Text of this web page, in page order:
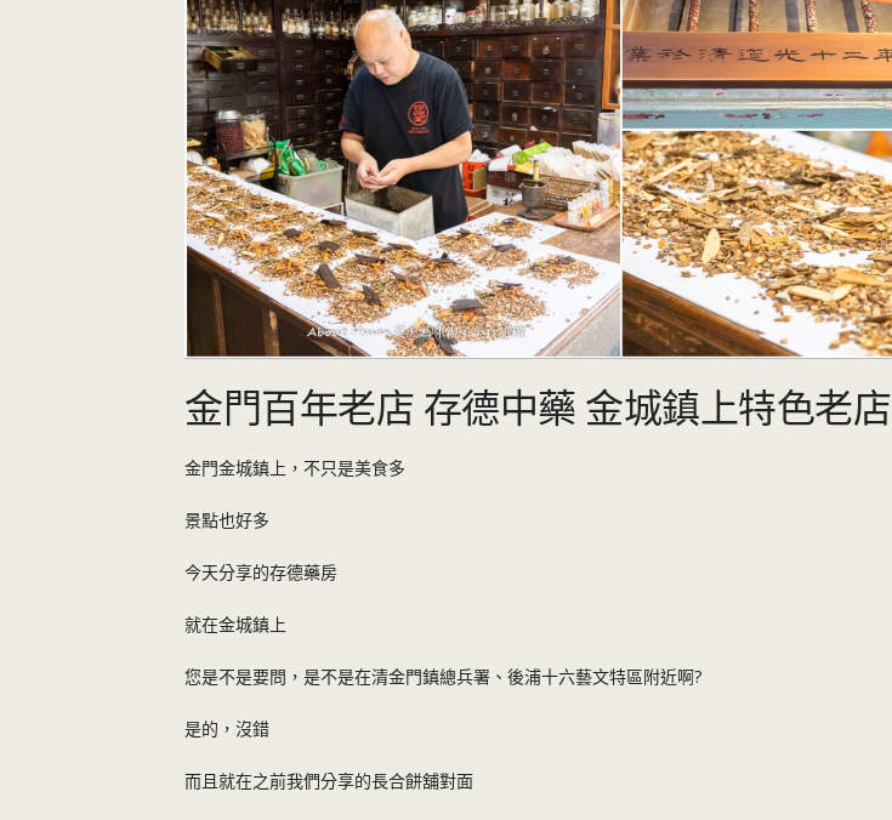
金門百年老店 存德中藥 金城鎮上特色老店
金門金城鎮上，不只是美食多
景點也好多
今天分享的存德藥房
就在金城鎮上
您是不是要問，是不是在清金門鎮總兵署、後浦十六藝文特區附近啊?
是的，沒錯
而且就在之前我們分享的長合餅舖對面